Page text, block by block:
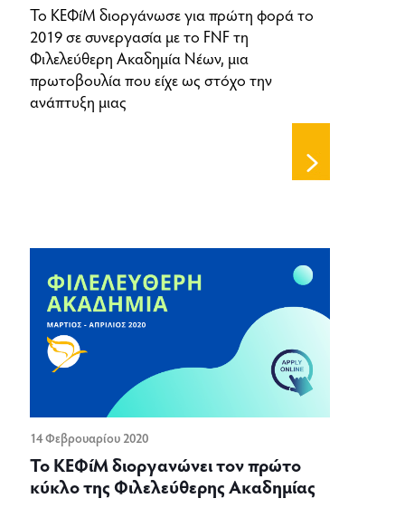
Το ΚΕΦίΜ διοργάνωσε για πρώτη φορά το
2019 σε συνεργασία με το FNF τη
Φιλελεύθερη Ακαδημία Νέων, μια
πρωτοβουλία που είχε ως στόχο την
ανάπτυξη μιας
14 Φεβρουαρίου 2020
Το ΚΕΦίΜ διοργανώνει τον πρώτο
κύκλο της Φιλελεύθερης Ακαδημίας